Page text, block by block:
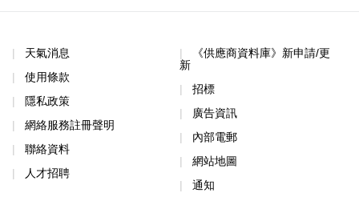
天氣消息
使用條款
隱私政策
網絡服務註冊聲明
聯絡資料
人才招聘
《供應商資料庫》新申請/更
新
招標
廣告資訊
內部電郵
網站地圖
通知